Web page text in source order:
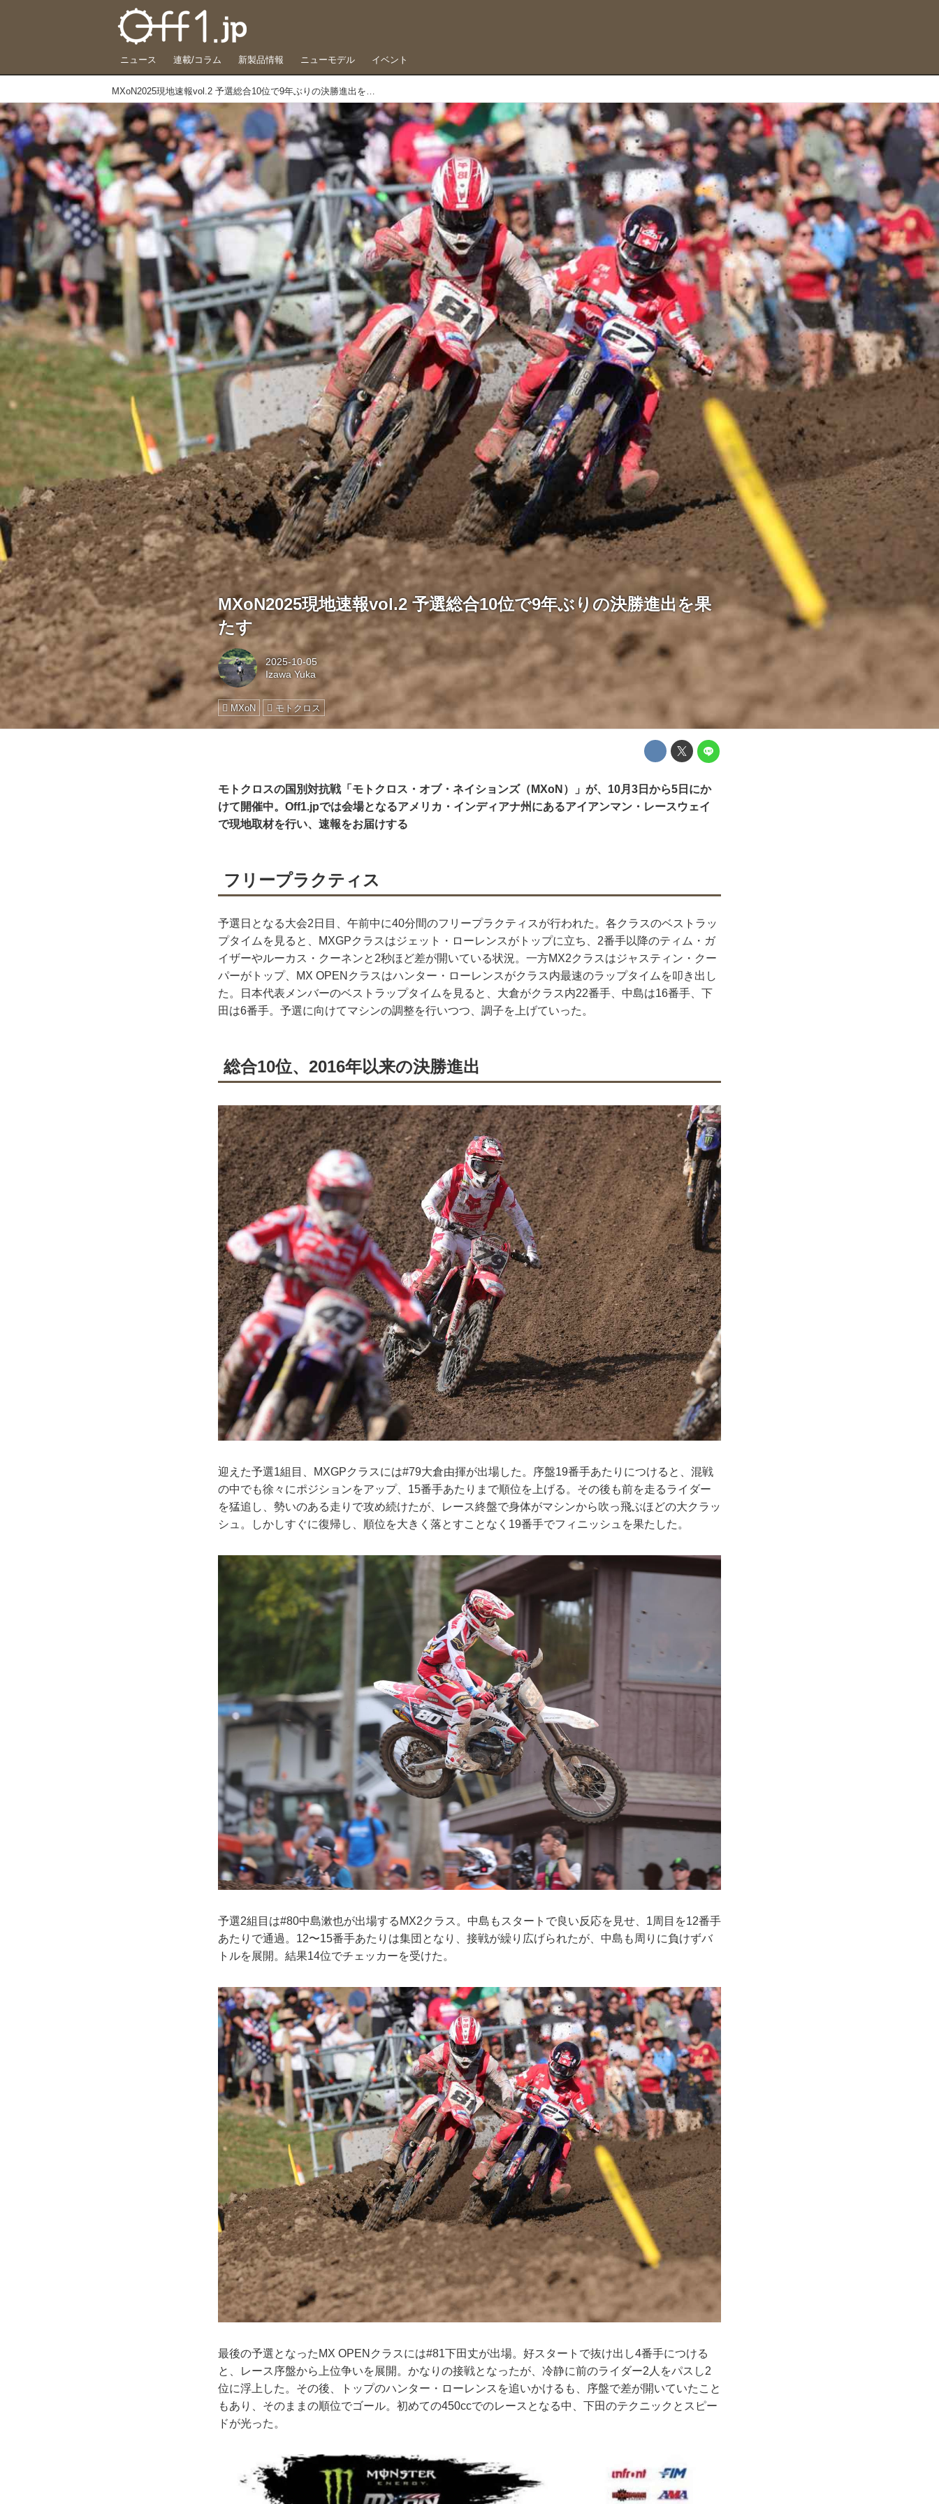
ニュース 連載/コラム 新製品情報 ニューモデル イベント
MXoN2025現地速報vol.2 予選総合10位で9年ぶりの決勝進出を果たす
MXoN2025現地速報vol.2 予選総合10位で9年ぶりの決勝進出を果
たす
2025-10-05
Izawa Yuka
MXoN モトクロス
モトクロスの国別対抗戦「モトクロス・オブ・ネイションズ（MXoN）」が、10月3日から5日にか
けて開催中。Off1.jpでは会場となるアメリカ・インディアナ州にあるアイアンマン・レースウェイ
で現地取材を行い、速報をお届けする
フリープラクティス
予選日となる大会2日目、午前中に40分間のフリープラクティスが行われた。各クラスのベストラッ
プタイムを見ると、MXGPクラスはジェット・ローレンスがトップに立ち、2番手以降のティム・ガ
イザーやルーカス・クーネンと2秒ほど差が開いている状況。一方MX2クラスはジャスティン・クー
パーがトップ、MX OPENクラスはハンター・ローレンスがクラス内最速のラップタイムを叩き出し
た。日本代表メンバーのベストラップタイムを見ると、大倉がクラス内22番手、中島は16番手、下
田は6番手。予選に向けてマシンの調整を行いつつ、調子を上げていった。
総合10位、2016年以来の決勝進出
迎えた予選1組目、MXGPクラスには#79大倉由揮が出場した。序盤19番手あたりにつけると、混戦
の中でも徐々にポジションをアップ、15番手あたりまで順位を上げる。その後も前を走るライダー
を猛追し、勢いのある走りで攻め続けたが、レース終盤で身体がマシンから吹っ飛ぶほどの大クラッ
シュ。しかしすぐに復帰し、順位を大きく落とすことなく19番手でフィニッシュを果たした。
予選2組目は#80中島漱也が出場するMX2クラス。中島もスタートで良い反応を見せ、1周目を12番手
あたりで通過。12〜15番手あたりは集団となり、接戦が繰り広げられたが、中島も周りに負けずバ
トルを展開。結果14位でチェッカーを受けた。
最後の予選となったMX OPENクラスには#81下田丈が出場。好スタートで抜け出し4番手につける
と、レース序盤から上位争いを展開。かなりの接戦となったが、冷静に前のライダー2人をパスし2
位に浮上した。その後、トップのハンター・ローレンスを追いかけるも、序盤で差が開いていたこと
もあり、そのままの順位でゴール。初めての450ccでのレースとなる中、下田のテクニックとスピー
ドが光った。